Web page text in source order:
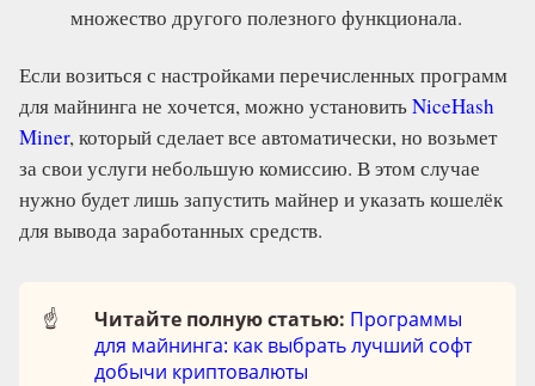
множество другого полезного функционала.
Если возиться с настройками перечисленных программ
для майнинга не хочется, можно установитьNiceHash
Miner, который сделает все автоматически, но возьмет
за свои услуги небольшую комиссию. В этом случае
нужно будет лишь запустить майнер и указать кошелёк
для вывода заработанных средств.
☝️ Читайте полную статью: Программы
для майнинга: как выбрать лучший софт
добычи криптовалюты